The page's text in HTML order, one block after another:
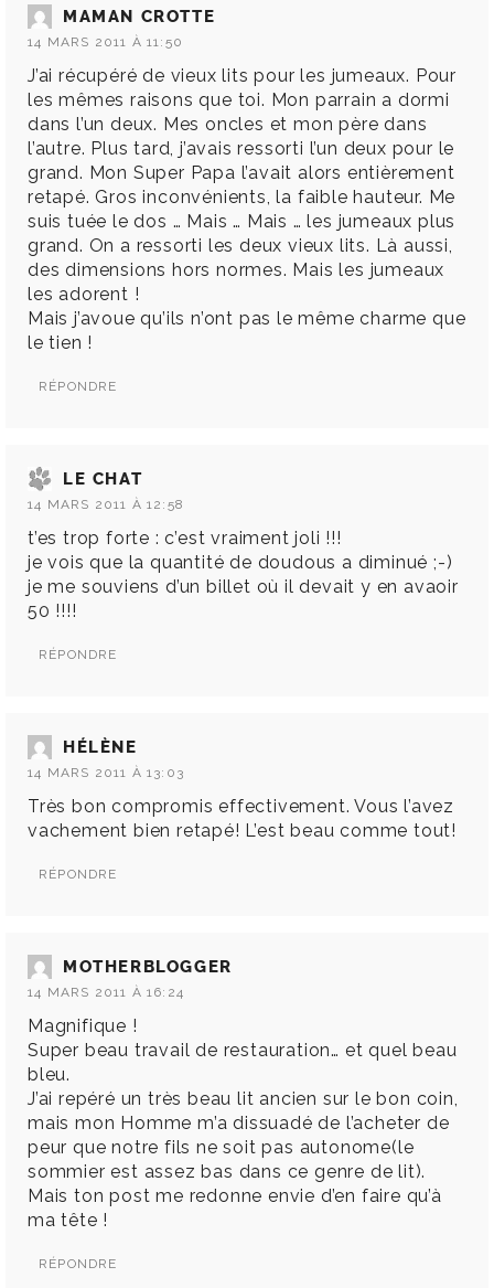
MAMAN CROTTE
14 MARS 2011 À 11:50
J’ai récupéré de vieux lits pour les jumeaux. Pour
les mêmes raisons que toi. Mon parrain a dormi
dans l’un deux. Mes oncles et mon père dans
l’autre. Plus tard, j’avais ressorti l’un deux pour le
grand. Mon Super Papa l’avait alors entièrement
retapé. Gros inconvénients, la faible hauteur. Me
suis tuée le dos … Mais … Mais … les jumeaux plus
grand. On a ressorti les deux vieux lits. Là aussi,
des dimensions hors normes. Mais les jumeaux
les adorent !
Mais j’avoue qu’ils n’ont pas le même charme que
le tien !
RÉPONDRE
LE CHAT
14 MARS 2011 À 12:58
t’es trop forte : c’est vraiment joli !!!
je vois que la quantité de doudous a diminué ;-)
je me souviens d’un billet où il devait y en avaoir
50 !!!!
RÉPONDRE
HÉLÈNE
14 MARS 2011 À 13:03
Très bon compromis effectivement. Vous l’avez
vachement bien retapé! L’est beau comme tout!
RÉPONDRE
MOTHERBLOGGER
14 MARS 2011 À 16:24
Magnifique !
Super beau travail de restauration… et quel beau
bleu.
J’ai repéré un très beau lit ancien sur le bon coin,
mais mon Homme m’a dissuadé de l’acheter de
peur que notre fils ne soit pas autonome(le
sommier est assez bas dans ce genre de lit).
Mais ton post me redonne envie d’en faire qu’à
ma tête !
RÉPONDRE